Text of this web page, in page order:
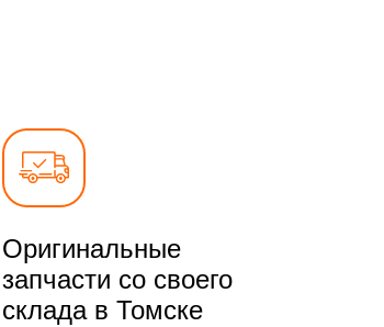
Оригинальные
запчасти со своего
склада в Томске